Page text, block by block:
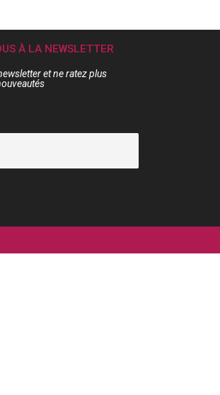
À LA NEWSLETTER
et ne ratez plus